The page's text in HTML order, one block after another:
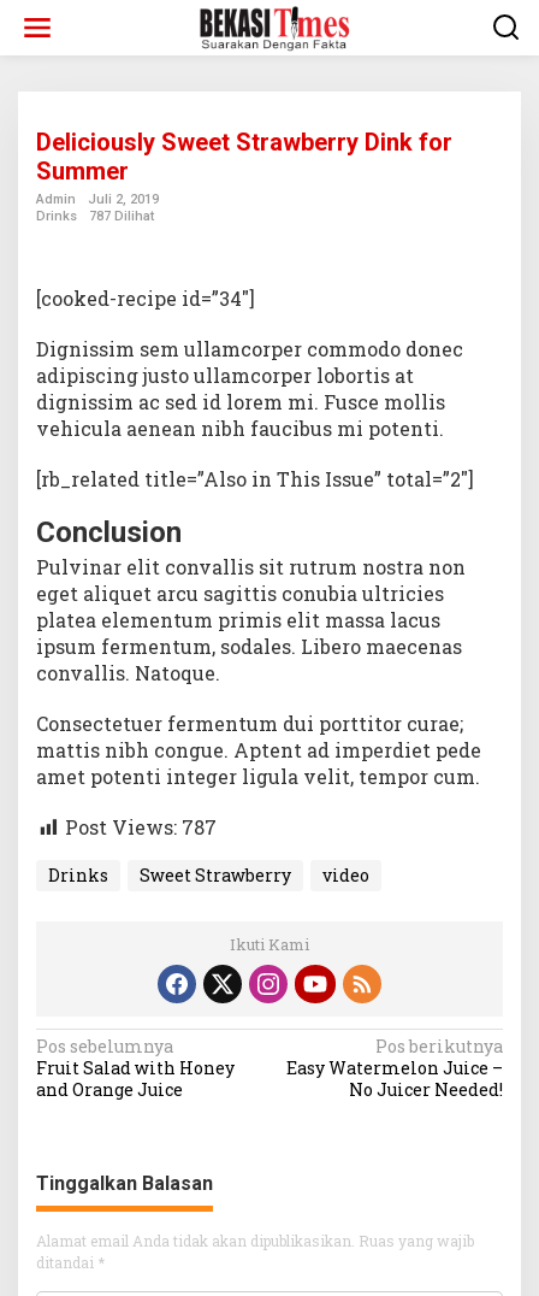
konten
Deliciously Sweet Strawberry Dink for
Summer
Admin
Juli 2, 2019
Drinks
787 Dilihat
[cooked-recipe id=”34″]
Dignissim sem ullamcorper commodo donec
adipiscing justo ullamcorper lobortis at
dignissim ac sed id lorem mi. Fusce mollis
vehicula aenean nibh faucibus mi potenti.
[rb_related title=”Also in This Issue” total=”2″]
Conclusion
Pulvinar elit convallis sit rutrum nostra non
eget aliquet arcu sagittis conubia ultricies
platea elementum primis elit massa lacus
ipsum fermentum, sodales. Libero maecenas
convallis. Natoque.
Consectetuer fermentum dui porttitor curae;
mattis nibh congue. Aptent ad imperdiet pede
amet potenti integer ligula velit, tempor cum.
Post Views: 787
Drinks Sweet Strawberry video
Ikuti Kami
Navigasi
pos
Pos sebelumnya
Fruit Salad with Honey
and Orange Juice
Pos berikutnya
Easy Watermelon Juice –
No Juicer Needed!
Tinggalkan Balasan
Alamat email Anda tidak akan dipublikasikan. Ruas yang wajib
ditandai *